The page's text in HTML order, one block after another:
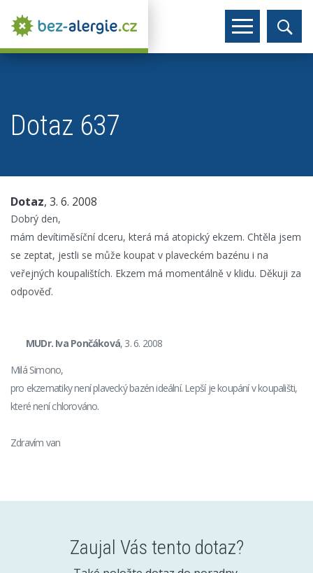
Dotaz 637
Dotaz, 3. 6. 2008
Dobrý den,
mám devítiměsíční dceru, která má atopický ekzem. Chtěla jsem
se zeptat, jestli se může koupat v plaveckém bazénu i na
veřejných koupalištích. Ekzem má momentálně v klidu. Děkuji za
odpověď.
MUDr. Iva Pončáková, 3. 6. 2008
Milá Simono,
pro ekzematiky není plavecký bazén ideální. Lepší je koupání v koupališti,
které není chlorováno.
Zdravím van
Zaujal Vás tento dotaz?